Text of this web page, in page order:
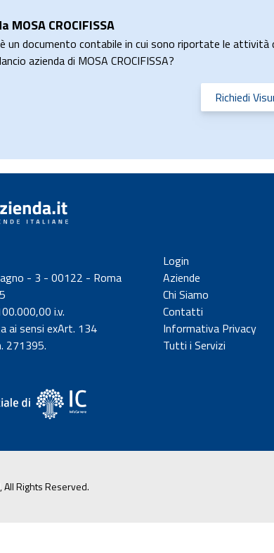
MOSA CROCIFISSA
un documento contabile in cui sono riportate le attività
azienda di MOSA CROCIFISSA?
Richiedi
- 3 - 00122 - Roma
i.v.
ai sensi exArt. 134
271395.
Login
Aziende
Chi Siamo
Contatti
Informativa Privacy
Tutti i Servizi
Rights Reserved.